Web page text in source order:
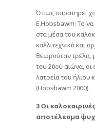
Όπως παρατηρεί
E.Hobsbawm: Το να
στα μέσα του
καλλιτεχνικά και
θεωρούταν τρέλα,
του 20ού αιώνα, οι
λατρεία του ήλιου
(Hobsbawm 2000).
3 Οι
αποτέλεσμα